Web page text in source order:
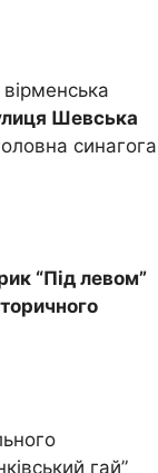
Шевська
синагога
“Під левом”
гай”